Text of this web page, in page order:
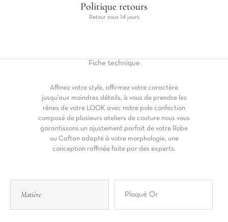
Politique retours
Retour sous 14 jours
Fiche technique
Affinez votre style, affirmez votre caractère
jusqu'aux moindres détails, à vous de prendre les
rênes de votre LOOK avec notre pole confection
composé de plusieurs ateliers de couture nous vous
garantissons un ajustement parfait de votre Robe
ou Caftan adapté à votre morphologie, une
conception raffinée faite par des experts.
Matière Plaqué Or